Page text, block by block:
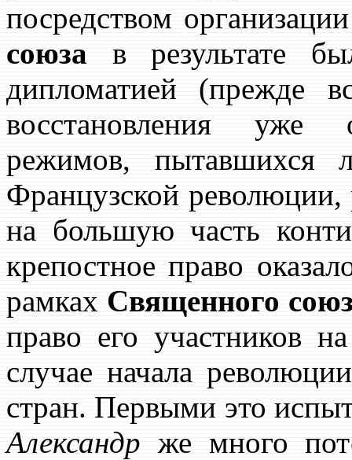
посредством
союза в результате
дипломатией (прежде
восстановления уже
режимов, пытавшихся
Французской
на большую часть
крепостное право
рамках Священного
право его участников
случае начала
стран. Первыми это
Александр же много